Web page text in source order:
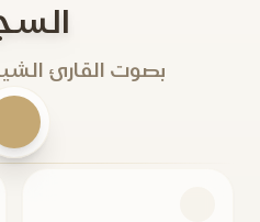
بصوت القارئ